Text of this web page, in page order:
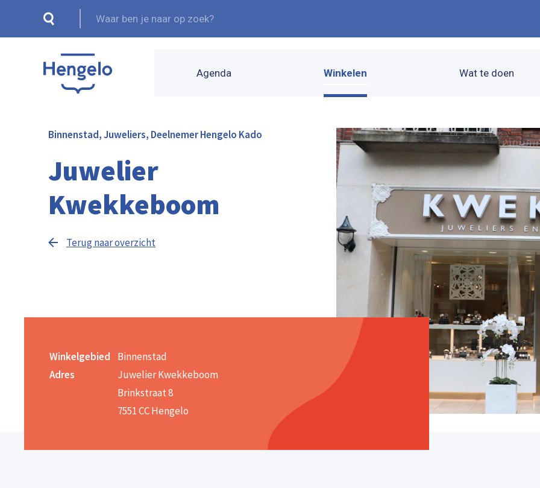
Agenda Winkelen Wat te doen
Binnenstad, Juweliers, Deelnemer Hengelo Kado
Juwelier
Kwekkeboom
Terug naar overzicht
Winkelgebied
Binnenstad
Adres
Juwelier Kwekkeboom
Brinkstraat 8
7551 CC Hengelo